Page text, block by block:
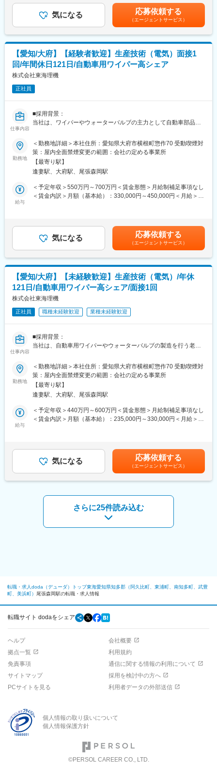
主力製品であるワイパーは設立から50年以上の実績があり、大手
自動車メーカー様(国内生産車)の約50％弱に採用をされておりま
誇ります。
■株式会社東海理機の魅力：
「ワイパーブレード」、「ウォーターバルブ」の2品目が主力製品
となっており、ワイパーブレードは自動車のデザインに大きく影
響するとともに、新車種、マイナーチェンジ毎に新設計するた
め、設計力が問われ且つ樹脂、金属、ゴムと多様な素材を組み合
わせる複雑な製品です。
変更の範囲：会社の定める業務
主に当社製品の樹脂成形部門の生産技術をお任せいたします。
樹脂成型とは：溶かした樹脂を型に流し込んで望ましい形にした
工」の順で行われます。
・生産設備の選定、仕様決め（設備は基本外注をしております）
・成形条件の設定
・他部門、金型メーカーとの調整 など
先輩についてOJTにて業務を覚えて頂きます。専門的な分野につ
いては外部研修も受講し習得して頂きます。本人の習熟度に合わ
■環境の魅力：
冷暖房完備で清潔な環境です。
生産技術部全体で27名在籍しており、その中で、生産技術2部の6
課の配属になります。
自動車メーカー様(国内生産車)の約50％弱に採用をされておりま
す。軽自動車から高級車までを手掛けており、圧倒的なシェアを
誇ります。
■株式会社東海理機の魅力：
「ワイパーブレード」、「ウォーターバルブ」の2品目が主力製品
となっており、ワイパーブレードは自動車のデザインに大きく影
響するとともに、新車種、マイナーチェンジ毎に新設計するた
め、設計力が問われ且つ樹脂、金属、ゴムと多様な素材を組み合
わせる複雑な製品です。また、ウォーターバルブはEV・FCV等の
しながら設計していく難しい製品です。
～700万、課長クラス800万～900万 賃金はあく
までも目安の金額であり、選考を通じて上下する可能性がありま
す。月給(月額)は固定手当を含めた表記です。
気になる 応募依頼する
（エージェントサービス）
【愛知/大府】【経験者歓迎】生産技術（電気）面接1
回/年間休日121日/自動車用ワイパー高シェア
株式会社東海理機
正社員
仕事内容
■採用背景：
当社は、ワイパーやウォーターバルブの主力として自動車部品を
車メーカー様の国内生産品の約50％弱に当社製品を採用頂いてお
ります。ワイパー、ウォーターバルブ含めてEV化の影響を受けな
いため、売上高も堅調に推移しております。今回は高まり続ける
需要に応えるため組織力向上の観点で募集となりました。
■業務内容：
当社製品であるワイパーアーム＆ブレードは少量多品種で製造を
行っており、自動化されている工程と、手動での工程を組み合わ
っていただきます。
〇具体的には・・
・生産設備の導入、改善工程設計
・品質管理、コスト削減、効率化のためのプロジェクト推進
・トラブルシューティング及び技術サポート
∟夜間対応などは保全の部署をが行うためほぼ発生しません。
■業務のポイント：
・ワイパーアームは、樹脂、ゴム、金属など様々な種類の部品が
手動で組みつけを行う部分と自動化する部分と、工程の構築を行
っていきます。環境も冷暖房完備で清潔な工場になります。
■入社後の流れ：
先輩についてOJTにて業務を覚えて頂きます。専門的な分野につ
いては外部研修も受講し習得して頂きます。本人の習熟度に合わ
せて一人立ちを目指して頂きます。
■組織構成：
生産技術部全体で27名在籍しております。
となっており、ワイパーブレードは自動車のデザインに大きく影
響するとともに、新車種、マイナーチェンジ毎に新設計するた
め、設計力が問われ且つ樹脂、金属、ゴムと多様な素材を組み合
わせる複雑な製品です。また、ウォーターバルブはEV・FCV等の
社の技術が採用されています。いずれも「音」や「振動」も意識
しながら設計していく難しい製品です。
変更の範囲：会社の定める業務
勤務地
＜勤務地詳細＞本社住所：愛知県大府市横根町惣作70 受動喫煙対
策：屋内全面禁煙変更の範囲：会社の定める事業所
【最寄り駅】
逢妻駅、大府駅、尾張森岡駅
給与
＜予定年収＞550万円～700万円＜賃金形態＞月給制補足事項なし
＜賃金内訳＞月額（基本給）：330,000円～450,000円＜月給＞
円～700万円、課長クラス800万円～900万円 賃
金はあくまでも目安の金額であり、選考を通じて上下する可能性
があります。月給(月額)は固定手当を含めた表記です。
気になる 応募依頼する
（エージェントサービス）
【愛知/大府】【未経験歓迎】生産技術（電気）/年休
121日/自動車用ワイパー高シェア/面接1回
株式会社東海理機
正社員 職種未経験歓迎 業種未経験歓迎
仕事内容
■採用背景：
当社は、自動車用ワイパーやウォーターバルブの製造を行う老舗
製品が採用されており、安定した業績を誇ります。今回は、更な
る組織力強化のため生産技術職を募集します。
■当社のおすすめポイント：
成長できる環境：未経験からでも安心の研修制度
安定した企業：創業70年以上の歴史
技術研修：外部研修で専門的なスキルを習得
行っており、自動化されている工程と、手動での工程を組み合わ
せています。
当ポジションでは、自動化されている組付工程の生産技術に携わ
〇具体的には・・
・生産プロセスの設計、開発、改善
・新製品の試作及び量産移行の支援
・生産設備の導入、改善工程設計
・品質管理、コスト削減、効率化のためのプロジェクト推進
手動で組みつけを行う部分と自動化する部分と、工程の構築を行
■入社後の流れ
せて一人立ちを目指して頂きます。
生産技術部全体で27名在籍しております。分からないことは先輩
社員にすぐ聞ける環境です。
となっており、ワイパーブレードは自動車のデザインに大きく影
響するとともに、新車種、マイナーチェンジ毎に新設計するた
め、設計力が問われ且つ樹脂、金属、ゴムと多様な素材を組み合
駆動モーターの冷却にも使用される等、次世代自動車の一部に同
社の技術が採用されています。いずれも「音」や「振動」も意識
勤務地
＜勤務地詳細＞本社住所：愛知県大府市横根町惣作70 受動喫煙対
策：屋内全面禁煙変更の範囲：会社の定める事業所
【最寄り駅】
逢妻駅、大府駅、尾張森岡駅
給与
＜予定年収＞440万円～600万円＜賃金形態＞月給制補足事項なし
＜賃金内訳＞月額（基本給）：235,000円～330,000円＜月給＞
～700万、課長クラス800万～900万 賃金はあく
までも目安の金額であり、選考を通じて上下する可能性がありま
す。月給(月額)は固定手当を含めた表記です。
気になる 応募依頼する
（エージェントサービス）
さらに25件読み込む
転職・求人doda（デューダ）トップ東海愛知県知多郡（阿久比町、東浦町、南知多町、武豊
町、美浜町） 尾張森岡駅の転職・求人情報
転職サイト dodaをシェア
ヘルプ
会社概要
拠点一覧
利用規約
免責事項
通信に関する情報の利用について
サイトマップ
採用を検討中の方へ
PCサイトを見る
利用者データの外部送信
個人情報の取り扱いについて
個人情報保護方針
©PERSOL CAREER CO., LTD.